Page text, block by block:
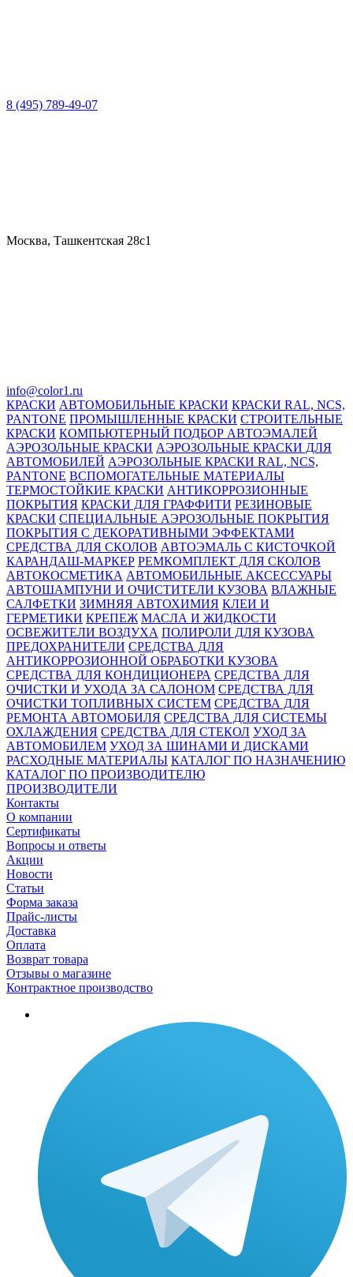
8 (495) 789-49-07
Москва, Ташкентская 28с1
info@color1.ru
КРАСКИ АВТОМОБИЛЬНЫЕ КРАСКИ КРАСКИ RAL, NCS,
PANTONE ПРОМЫШЛЕННЫЕ КРАСКИ СТРОИТЕЛЬНЫЕ
КРАСКИ КОМПЬЮТЕРНЫЙ ПОДБОР АВТОЭМАЛЕЙ
АЭРОЗОЛЬНЫЕ КРАСКИ АЭРОЗОЛЬНЫЕ КРАСКИ ДЛЯ
АВТОМОБИЛЕЙ АЭРОЗОЛЬНЫЕ КРАСКИ RAL, NCS,
PANTONE ВСПОМОГАТЕЛЬНЫЕ МАТЕРИАЛЫ
ТЕРМОСТОЙКИЕ КРАСКИ АНТИКОРРОЗИОННЫЕ
ПОКРЫТИЯ КРАСКИ ДЛЯ ГРАФФИТИ РЕЗИНОВЫЕ
КРАСКИ СПЕЦИАЛЬНЫЕ АЭРОЗОЛЬНЫЕ ПОКРЫТИЯ
ПОКРЫТИЯ С ДЕКОРАТИВНЫМИ ЭФФЕКТАМИ
СРЕДСТВА ДЛЯ СКОЛОВ АВТОЭМАЛЬ С КИСТОЧКОЙ
КАРАНДАШ-МАРКЕР РЕМКОМПЛЕКТ ДЛЯ СКОЛОВ
АВТОКОСМЕТИКА АВТОМОБИЛЬНЫЕ АКСЕССУАРЫ
АВТОШАМПУНИ И ОЧИСТИТЕЛИ КУЗОВА ВЛАЖНЫЕ
САЛФЕТКИ ЗИМНЯЯ АВТОХИМИЯ КЛЕИ И
ГЕРМЕТИКИ КРЕПЕЖ МАСЛА И ЖИДКОСТИ
ОСВЕЖИТЕЛИ ВОЗДУХА ПОЛИРОЛИ ДЛЯ КУЗОВА
ПРЕДОХРАНИТЕЛИ СРЕДСТВА ДЛЯ
АНТИКОРРОЗИОННОЙ ОБРАБОТКИ КУЗОВА
СРЕДСТВА ДЛЯ КОНДИЦИОНЕРА СРЕДСТВА ДЛЯ
ОЧИСТКИ И УХОДА ЗА САЛОНОМ СРЕДСТВА ДЛЯ
ОЧИСТКИ ТОПЛИВНЫХ СИСТЕМ СРЕДСТВА ДЛЯ
РЕМОНТА АВТОМОБИЛЯ СРЕДСТВА ДЛЯ СИСТЕМЫ
ОХЛАЖДЕНИЯ СРЕДСТВА ДЛЯ СТЕКОЛ УХОД ЗА
АВТОМОБИЛЕМ УХОД ЗА ШИНАМИ И ДИСКАМИ
РАСХОДНЫЕ МАТЕРИАЛЫ КАТАЛОГ ПО НАЗНАЧЕНИЮ
КАТАЛОГ ПО ПРОИЗВОДИТЕЛЮ
ПРОИЗВОДИТЕЛИ
Контакты
О компании
Сертификаты
Вопросы и ответы
Акции
Новости
Статьи
Форма заказа
Прайс-листы
Доставка
Оплата
Возврат товара
Отзывы о магазине
Контрактное производство